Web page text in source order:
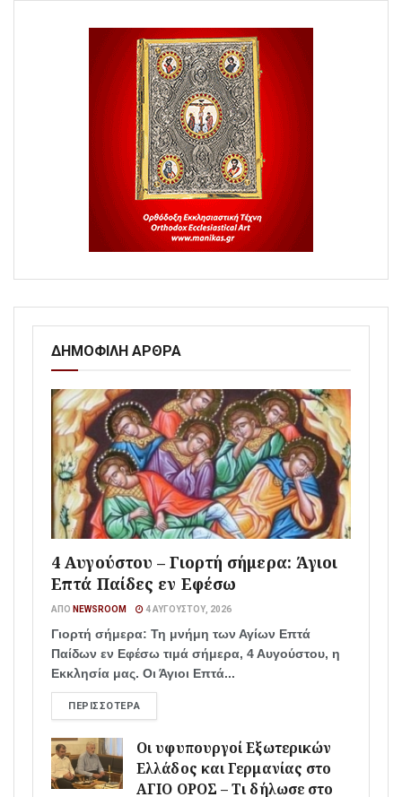
ΔΗΜΟΦΙΛΗ ΑΡΘΡΑ
4 Αυγούστου – Γιορτή σήμερα: Άγιοι
Επτά Παίδες εν Εφέσω
ΑΠΌ NEWSROOM 4 ΑΥΓΟΎΣΤΟΥ, 2026
Γιορτή σήμερα: Τη μνήμη των Αγίων Επτά
Παίδων εν Εφέσω τιμά σήμερα, 4 Αυγούστου, η
Εκκλησία μας. Οι Άγιοι Επτά...
ΠΕΡΙΣΣΌΤΕΡΑ
Οι υφυπουργοί Εξωτερικών
Ελλάδος και Γερμανίας στο
ΑΓΙΟ ΟΡΟΣ – Τι δήλωσε στο